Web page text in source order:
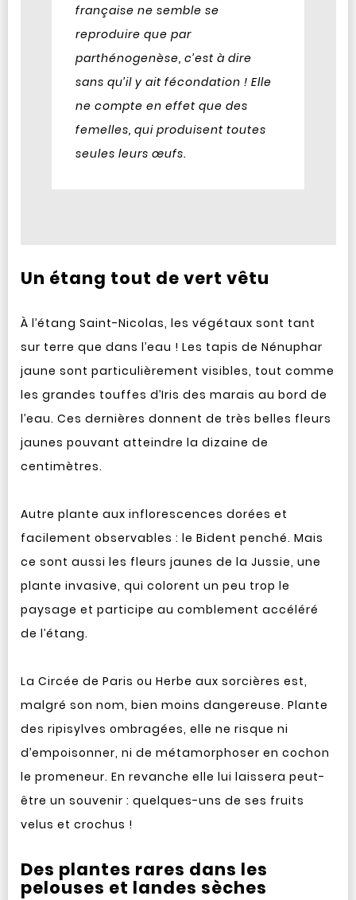
française ne semble se
reproduire que par
parthénogenèse, c’est à dire
sans qu’il y ait fécondation ! Elle
ne compte en effet que des
femelles, qui produisent toutes
seules leurs œufs.
Un étang tout de vert vêtu
À l’étang Saint-Nicolas, les végétaux sont tant
sur terre que dans l’eau ! Les tapis de Nénuphar
jaune sont particulièrement visibles, tout comme
les grandes touffes d’Iris des marais au bord de
l’eau. Ces dernières donnent de très belles fleurs
jaunes pouvant atteindre la dizaine de
centimètres.
Autre plante aux inflorescences dorées et
facilement observables : le Bident penché. Mais
ce sont aussi les fleurs jaunes de la Jussie, une
plante invasive, qui colorent un peu trop le
paysage et participe au comblement accéléré
de l’étang.
La Circée de Paris ou Herbe aux sorcières est,
malgré son nom, bien moins dangereuse. Plante
des ripisylves ombragées, elle ne risque ni
d’empoisonner, ni de métamorphoser en cochon
le promeneur. En revanche elle lui laissera peut-
être un souvenir : quelques-uns de ses fruits
velus et crochus !
Des plantes rares dans les
pelouses et landes sèches